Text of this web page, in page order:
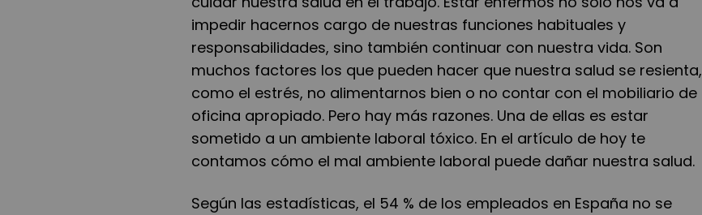
impedir hacernos cargo de nuestras funciones habituales y
responsabilidades, sino también continuar con nuestra vida. Son
muchos factores los que pueden hacer que nuestra salud se resienta,
como el estrés, no alimentarnos bien o no contar con el mobiliario de
oficina apropiado. Pero hay más razones. Una de ellas es estar
sometido a un ambiente laboral tóxico. En el artículo de hoy te
contamos cómo el mal ambiente laboral puede dañar nuestra salud.
Según las estadísticas, el 54 % de los empleados en España no se